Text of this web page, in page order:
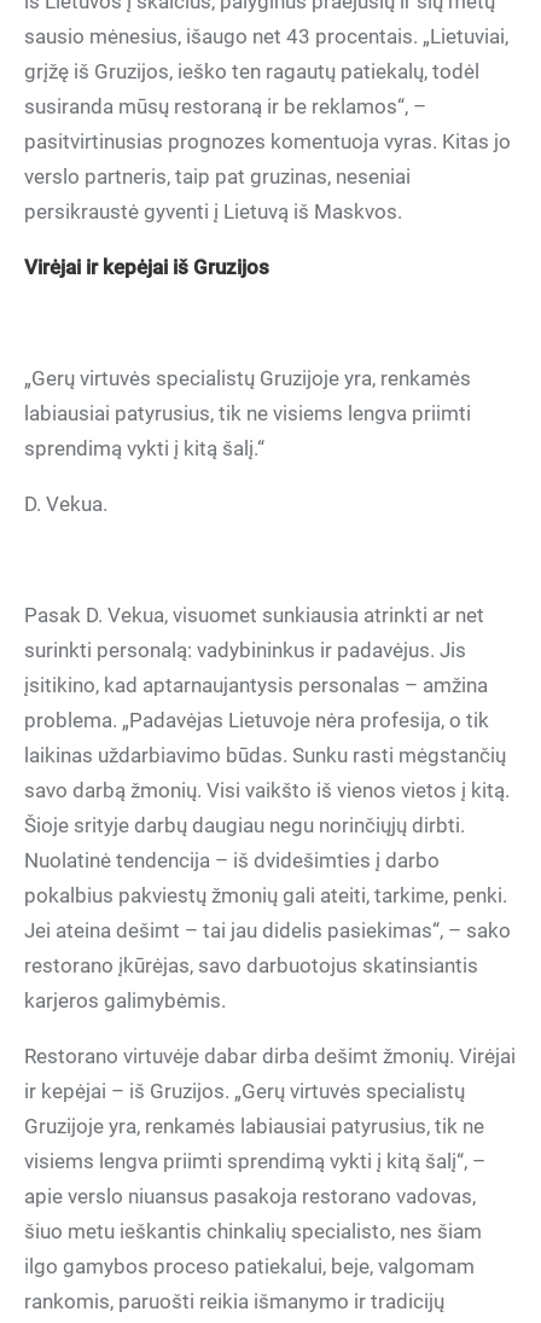
sausio mėnesius, išaugo net 43 procentais. „Lietuviai,
grįžę iš Gruzijos, ieško ten ragautų patiekalų, todėl
susiranda mūsų restoraną ir be reklamos“, –
pasitvirtinusias prognozes komentuoja vyras. Kitas jo
verslo partneris, taip pat gruzinas, neseniai
persikraustė gyventi į Lietuvą iš Maskvos.
Virėjai ir kepėjai iš Gruzijos
„Gerų virtuvės specialistų Gruzijoje yra, renkamės
labiausiai patyrusius, tik ne visiems lengva priimti
sprendimą vykti į kitą šalį.“
D. Vekua.
Pasak D. Vekua, visuomet sunkiausia atrinkti ar net
surinkti personalą: vadybininkus ir padavėjus. Jis
įsitikino, kad aptarnaujantysis personalas – amžina
problema. „Padavėjas Lietuvoje nėra profesija, o tik
laikinas uždarbiavimo būdas. Sunku rasti mėgstančių
savo darbą žmonių. Visi vaikšto iš vienos vietos į kitą.
Šioje srityje darbų daugiau negu norinčiųjų dirbti.
Nuolatinė tendencija – iš dvidešimties į darbo
pokalbius pakviestų žmonių gali ateiti, tarkime, penki.
Jei ateina dešimt – tai jau didelis pasiekimas“, – sako
restorano įkūrėjas, savo darbuotojus skatinsiantis
karjeros galimybėmis.
Restorano virtuvėje dabar dirba dešimt žmonių. Virėjai
ir kepėjai – iš Gruzijos. „Gerų virtuvės specialistų
Gruzijoje yra, renkamės labiausiai patyrusius, tik ne
visiems lengva priimti sprendimą vykti į kitą šalį“, –
apie verslo niuansus pasakoja restorano vadovas,
šiuo metu ieškantis chinkalių specialisto, nes šiam
ilgo gamybos proceso patiekalui, beje, valgomam
rankomis, paruošti reikia išmanymo ir tradicijų